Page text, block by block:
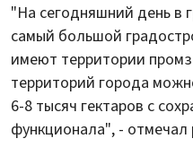
"На сегодняшний день в
самый большой
имеют территории
территорий города
6-8 тысяч гектаров с
функционала", - отмечал